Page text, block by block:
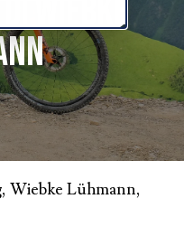
Wiebke
, Wiebke Lühmann,